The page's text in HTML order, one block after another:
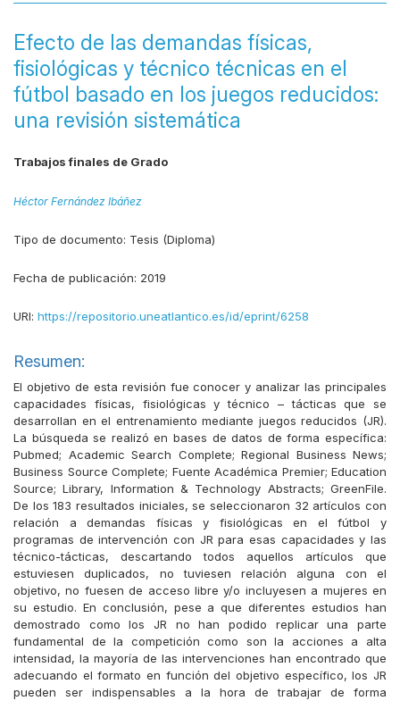
Efecto de las demandas físicas,
fisiológicas y técnico técnicas en el
fútbol basado en los juegos reducidos:
una revisión sistemática
Trabajos finales de Grado
Héctor Fernández Ibáñez
Tipo de documento: Tesis (Diploma)
Fecha de publicación: 2019
URI: https://repositorio.uneatlantico.es/id/eprint/6258
Resumen:
El objetivo de esta revisión fue conocer y analizar las principales
capacidades físicas, fisiológicas y técnico – tácticas que se
desarrollan en el entrenamiento mediante juegos reducidos (JR).
La búsqueda se realizó en bases de datos de forma específica:
Pubmed; Academic Search Complete; Regional Business News;
Business Source Complete; Fuente Académica Premier; Education
Source; Library, Information & Technology Abstracts; GreenFile.
De los 183 resultados iniciales, se seleccionaron 32 artículos con
relación a demandas físicas y fisiológicas en el fútbol y
programas de intervención con JR para esas capacidades y las
técnico-tácticas, descartando todos aquellos artículos que
estuviesen duplicados, no tuviesen relación alguna con el
objetivo, no fuesen de acceso libre y/o incluyesen a mujeres en
su estudio. En conclusión, pese a que diferentes estudios han
demostrado como los JR no han podido replicar una parte
fundamental de la competición como son la acciones a alta
intensidad, la mayoría de las intervenciones han encontrado que
adecuando el formato en función del objetivo específico, los JR
pueden ser indispensables a la hora de trabajar de forma